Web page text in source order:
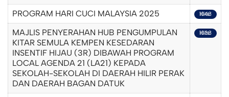
PROGRAM HARI CUCI MALAYSIA 2025 Hits: 1048
MAJLIS PENYERAHAN HUB PENGUMPULAN
KITAR SEMULA KEMPEN KESEDARAN
INSENTIF HIJAU (3R) DIBAWAH PROGRAM
LOCAL AGENDA 21 (LA21) KEPADA
SEKOLAH-SEKOLAH DI DAERAH HILIR PERAK
DAN DAERAH BAGAN DATUK
Hits: 1038